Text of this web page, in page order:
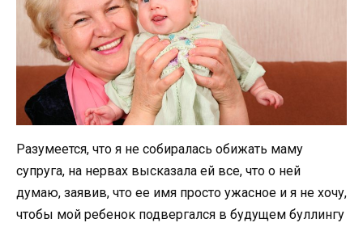
Разумеется, что я не собиралась обижать маму
супруга, на нервах высказала ей все, что о ней
думаю, заявив, что ее имя просто ужасное и я не хочу,
чтобы мой ребенок подвергался в будущем буллингу